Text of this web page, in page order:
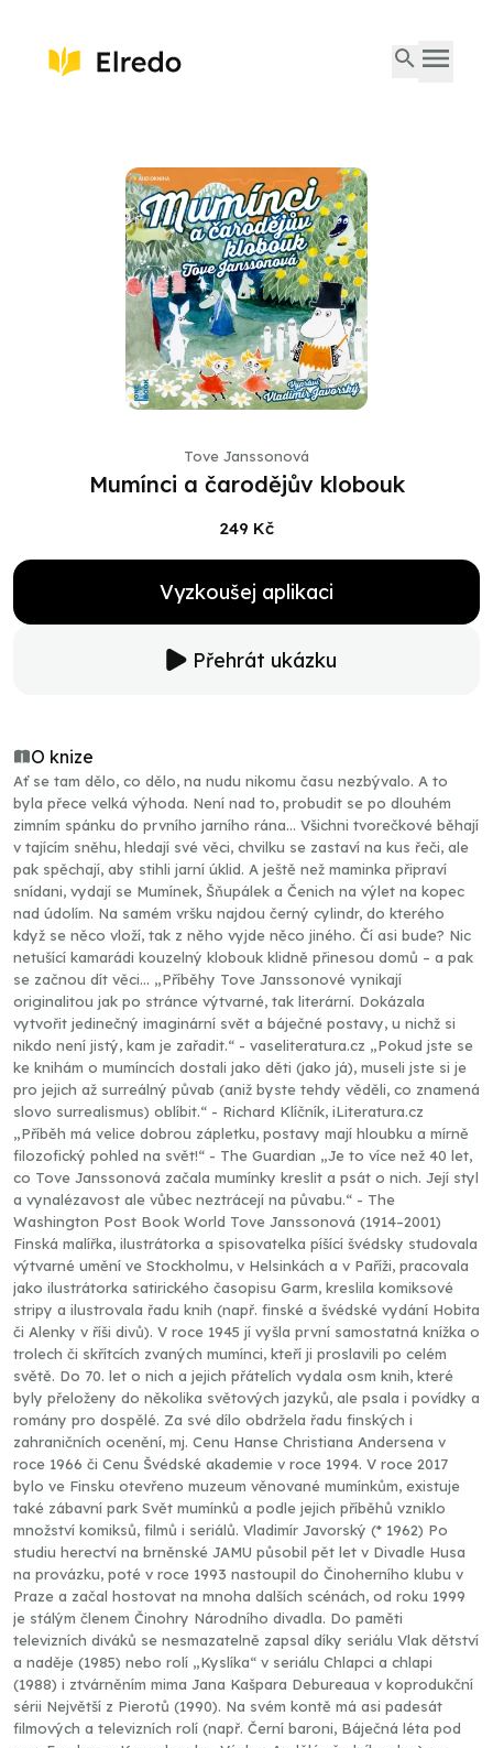
Tove Janssonová
Mumínci a čarodějův klobouk
249 Kč
Vyzkoušej aplikaci
Přehrát ukázku
O knize
Ať se tam dělo, co dělo, na nudu nikomu času nezbývalo. A to
byla přece velká výhoda. Není nad to, probudit se po dlouhém
zimním spánku do prvního jarního rána... Všichni tvorečkové běhají
v tajícím sněhu, hledají své věci, chvilku se zastaví na kus řeči, ale
pak spěchají, aby stihli jarní úklid. A ještě než maminka připraví
snídani, vydají se Mumínek, Šňupálek a Čenich na výlet na kopec
nad údolím. Na samém vršku najdou černý cylindr, do kterého
když se něco vloží, tak z něho vyjde něco jiného. Čí asi bude? Nic
netušící kamarádi kouzelný klobouk klidně přinesou domů – a pak
se začnou dít věci... „Příběhy Tove Janssonové vynikají
originalitou jak po stránce výtvarné, tak literární. Dokázala
vytvořit jedinečný imaginární svět a báječné postavy, u nichž si
nikdo není jistý, kam je zařadit.“ - vaseliteratura.cz „Pokud jste se
ke knihám o mumíncích dostali jako děti (jako já), museli jste si je
pro jejich až surreálný půvab (aniž byste tehdy věděli, co znamená
slovo surrealismus) oblíbit.“ - Richard Klíčník, iLiteratura.cz
„Příběh má velice dobrou zápletku, postavy mají hloubku a mírně
filozofický pohled na svět!“ - The Guardian „Je to více než 40 let,
co Tove Janssonová začala mumínky kreslit a psát o nich. Její styl
a vynalézavost ale vůbec neztrácejí na půvabu.“ - The
Washington Post Book World Tove Janssonová (1914–2001)
Finská malířka, ilustrátorka a spisovatelka píšící švédsky studovala
výtvarné umění ve Stockholmu, v Helsinkách a v Paříži, pracovala
jako ilustrátorka satirického časopisu Garm, kreslila komiksové
stripy a ilustrovala řadu knih (např. finské a švédské vydání Hobita
či Alenky v říši divů). V roce 1945 jí vyšla první samostatná knížka o
trolech či skřítcích zvaných mumínci, kteří ji proslavili po celém
světě. Do 70. let o nich a jejich přátelích vydala osm knih, které
byly přeloženy do několika světových jazyků, ale psala i povídky a
romány pro dospělé. Za své dílo obdržela řadu finských i
zahraničních ocenění, mj. Cenu Hanse Christiana Andersena v
roce 1966 či Cenu Švédské akademie v roce 1994. V roce 2017
bylo ve Finsku otevřeno muzeum věnované mumínkům, existuje
také zábavní park Svět mumínků a podle jejich příběhů vzniklo
množství komiksů, filmů i seriálů. Vladimír Javorský (* 1962) Po
studiu herectví na brněnské JAMU působil pět let v Divadle Husa
na provázku, poté v roce 1993 nastoupil do Činoherního klubu v
Praze a začal hostovat na mnoha dalších scénách, od roku 1999
je stálým členem Činohry Národního divadla. Do paměti
televizních diváků se nesmazatelně zapsal díky seriálu Vlak dětství
a naděje (1985) nebo rolí „Kyslíka“ v seriálu Chlapci a chlapi
(1988) i ztvárněním mima Jana Kašpara Debureaua v koprodukční
sérii Největší z Pierotů (1990). Na svém kontě má asi padesát
filmových a televizních rolí (např. Černí baroni, Báječná léta pod